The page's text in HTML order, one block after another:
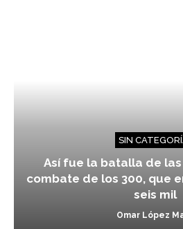
SIN
Así fue la batalla de
combate de los 300, que
seis mil
Omar López